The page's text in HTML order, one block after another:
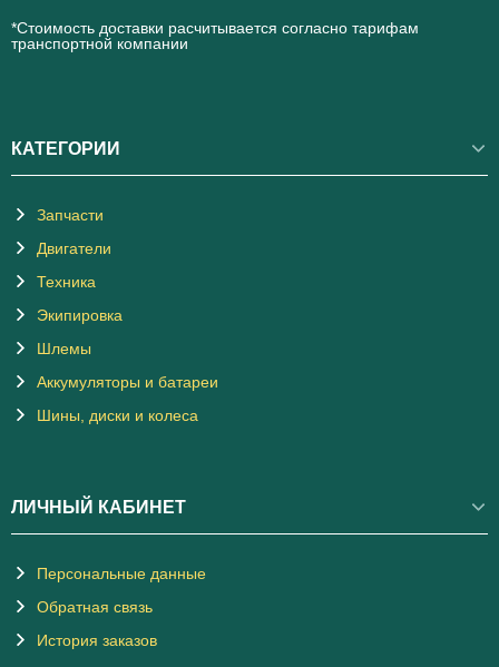
*Стоимость доставки расчитывается согласно тарифам
транспортной компании
КАТЕГОРИИ
Запчасти
Двигатели
Техника
Экипировка
Шлемы
Аккумуляторы и батареи
Шины, диски и колеса
ЛИЧНЫЙ КАБИНЕТ
Персональные данные
Обратная связь
История заказов